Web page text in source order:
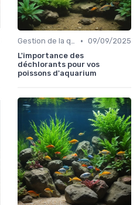
Gestion de la qualité de l'eau • 09/09/2025
L'importance des
déchlorants pour vos
poissons d'aquarium